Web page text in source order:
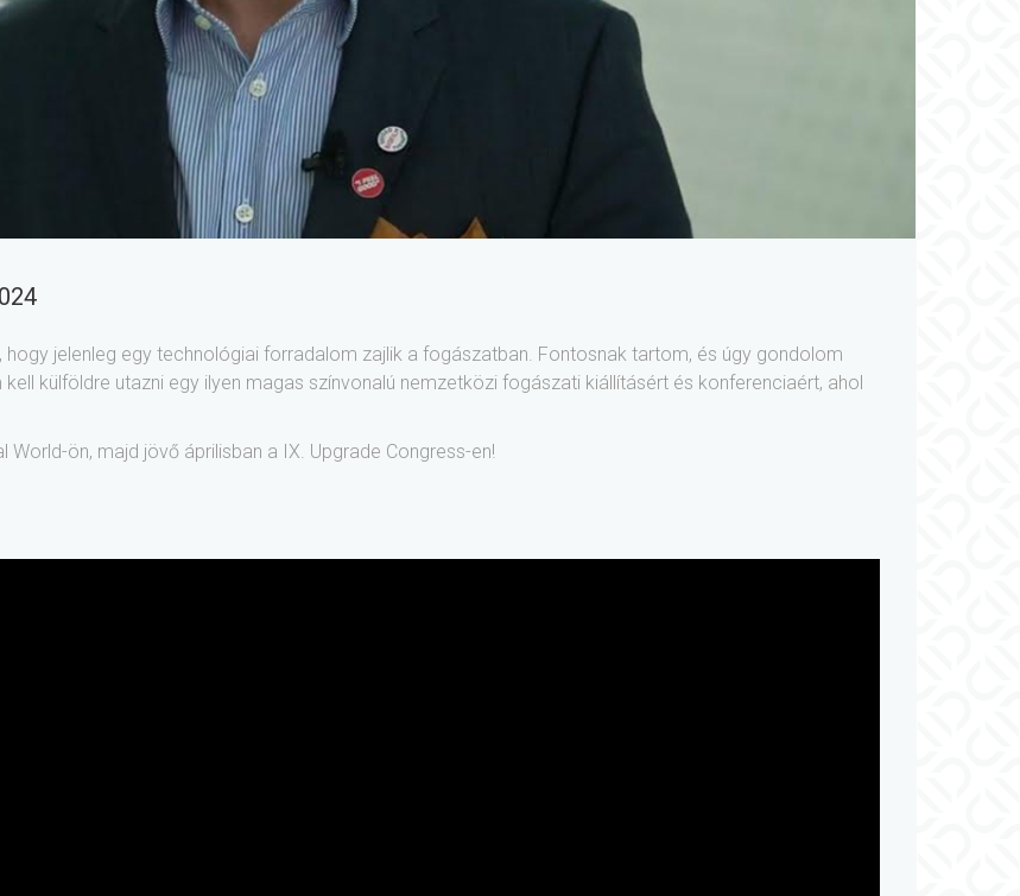
jelenleg egy technológiai forradalom zajlik a fogászatban. Fontosnak tartom, és úgy gondolom
külföldre utazni egy ilyen magas színvonalú nemzetközi fogászati kiállításért és konferenciaért, ahol
ön, majd jövő áprilisban a IX. Upgrade Congress-en!